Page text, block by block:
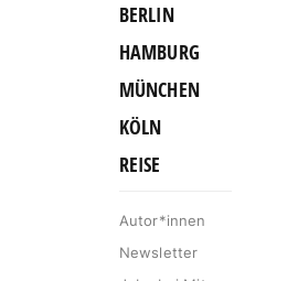
BERLIN
HAMBURG
MÜNCHEN
KÖLN
REISE
Autor*innen
Newsletter